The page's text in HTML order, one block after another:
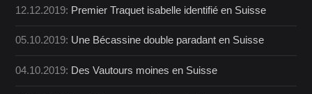
12.12.2019: Premier Traquet isabelle identifié en Suisse
05.10.2019: Une Bécassine double paradant en Suisse
04.10.2019: Des Vautours moines en Suisse